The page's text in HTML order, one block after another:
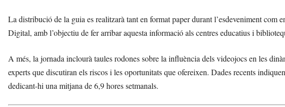
La distribució de la guia es realitzarà tant en format paper durant l’esdeveniment com
Digital, amb l’objectiu de fer arribar aquesta informació als centres educatius i
A més, la jornada inclourà taules rodones sobre la influència dels videojocs en les
experts que discutiran els riscos i les oportunitats que ofereixen. Dades recents
dedicant-hi una mitjana de 6,9 hores setmanals.